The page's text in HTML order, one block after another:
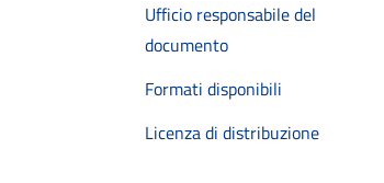
Ufficio responsabile del
documento
Formati disponibili
Licenza di distribuzione